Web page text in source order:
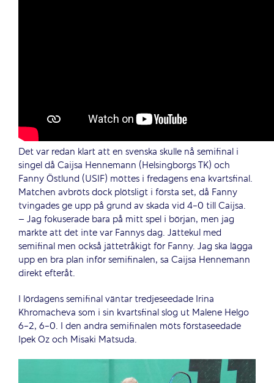
Det var redan klart att en svenska skulle nå semifinal i
singel då Caijsa Hennemann (Helsingborgs TK) och
Fanny Östlund (USIF) möttes i fredagens ena kvartsfinal.
Matchen avbröts dock plötsligt i första set, då Fanny
tvingades ge upp på grund av skada vid 4-0 till Caijsa.
– Jag fokuserade bara på mitt spel i början, men jag
märkte att det inte var Fannys dag. Jättekul med
semifinal men också jättetråkigt för Fanny. Jag ska lägga
upp en bra plan inför semifinalen, sa Caijsa Hennemann
direkt efteråt.
I lördagens semifinal väntar tredjeseedade Irina
Khromacheva som i sin kvartsfinal slog ut Malene Helgo
6-2, 6-0. I den andra semifinalen möts förstaseedade
Ipek Oz och Misaki Matsuda.